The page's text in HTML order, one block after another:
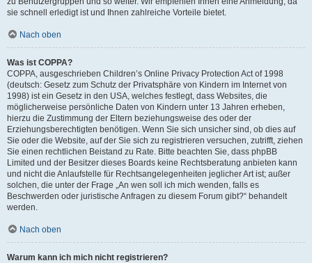
sie schnell erledigt ist und Ihnen zahlreiche Vorteile bietet.
Nach oben
Was ist COPPA?
COPPA, ausgeschrieben Children’s Online Privacy Protection Act of 1998
(deutsch: Gesetz zum Schutz der Privatsphäre von Kindern im Internet von
1998) ist ein Gesetz in den USA, welches festlegt, dass Websites, die
möglicherweise persönliche Daten von Kindern unter 13 Jahren erheben,
hierzu die Zustimmung der Eltern beziehungsweise des oder der
Erziehungsberechtigten benötigen. Wenn Sie sich unsicher sind, ob dies auf
Sie oder die Website, auf der Sie sich zu registrieren versuchen, zutrifft, ziehen
Sie einen rechtlichen Beistand zu Rate. Bitte beachten Sie, dass phpBB
Limited und der Besitzer dieses Boards keine Rechtsberatung anbieten kann
und nicht die Anlaufstelle für Rechtsangelegenheiten jeglicher Art ist; außer
solchen, die unter der Frage „An wen soll ich mich wenden, falls es
Beschwerden oder juristische Anfragen zu diesem Forum gibt?“ behandelt
werden.
Nach oben
Warum kann ich mich nicht registrieren?